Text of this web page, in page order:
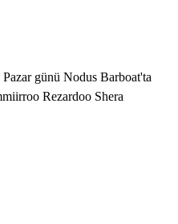
günü Nodus Barboat'ta
Rezardoo Shera